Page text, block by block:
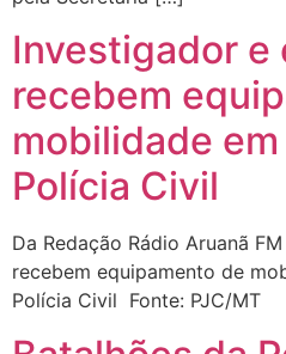
Investigador e
recebem
mobilidade
Polícia Civil
Da Redação Rádio Aruanã
recebem equipamento de
Polícia Civil Fonte: PJC/MT